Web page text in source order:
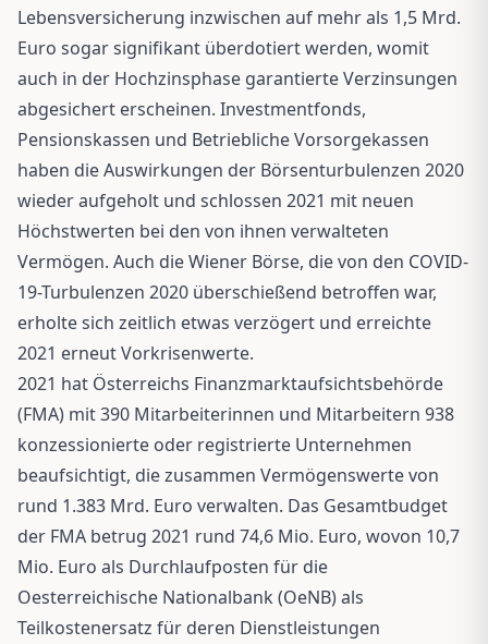
Lebensversicherung inzwischen auf mehr als 1,5 Mrd.
Euro sogar signifikant überdotiert werden, womit
auch in der Hochzinsphase garantierte Verzinsungen
abgesichert erscheinen. Investmentfonds,
Pensionskassen und Betriebliche Vorsorgekassen
haben die Auswirkungen der Börsenturbulenzen 2020
wieder aufgeholt und schlossen 2021 mit neuen
Höchstwerten bei den von ihnen verwalteten
Vermögen. Auch die Wiener Börse, die von den COVID-
19-Turbulenzen 2020 überschießend betroffen war,
erholte sich zeitlich etwas verzögert und erreichte
2021 erneut Vorkrisenwerte.
2021 hat Österreichs Finanzmarktaufsichtsbehörde
(FMA) mit 390 Mitarbeiterinnen und Mitarbeitern 938
konzessionierte oder registrierte Unternehmen
beaufsichtigt, die zusammen Vermögenswerte von
rund 1.383 Mrd. Euro verwalten. Das Gesamtbudget
der FMA betrug 2021 rund 74,6 Mio. Euro, wovon 10,7
Mio. Euro als Durchlaufposten für die
Oesterreichische Nationalbank (OeNB) als
Teilkostenersatz für deren Dienstleistungen